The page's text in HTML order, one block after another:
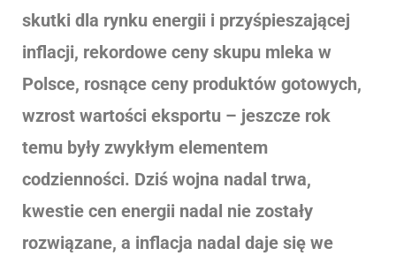
skutki dla rynku energii i przyśpieszającej
inflacji, rekordowe ceny skupu mleka w
Polsce, rosnące ceny produktów gotowych,
wzrost wartości eksportu – jeszcze rok
temu były zwykłym elementem
codzienności. Dziś wojna nadal trwa,
kwestie cen energii nadal nie zostały
rozwiązane, a inflacja nadal daje się we